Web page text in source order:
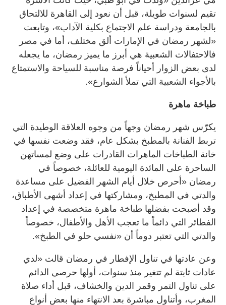
تقيم لسنوات طويلة، قبل أن نعود إلى القاهرة للالتحاق
بالجامعة ودراسة علم الاجتماع بكلية الآداب»، وتابعت
«لشهر رمضان في الإمارات ألق مختلف، أما في مصر
فالاحتفالات الشعبية هي أبرز ما يميز رمضان، ما يجعله
لدى بعض الزوار أحياناً فرصة مناسبة للسياحة والاستمتاع
بالأجواء الشعبية التي تملأ الشوارع».
طباخة ماهرة
يكرّس شهر رمضان وجهاً من وجوه العلاقة الوطيدة التي
تربط الفنانة بالمطبخ بشكل عام، فقد وضعت نفسها في
خانة الطباخات الماهرات القادرات على وضع لمساتهن
الساحرة على المائدة اليومية للعائلة، خصوصاً في
رمضان «أحرص خلال أيام الشهر الفضيل على مساعدة
والدتي في المطبخ، ومشاركتها في إعداد أشهى الأطباق،
وقد أصبحت بفضلها طباخة ماهرة متخصصة في إعداد
الفطائر التي دائماً ما تعجب الأهل والأطفال، خصوصاً
والدتي التي تعتبر دوماً أن «نفسي حلو في الطبخ».
وعن عادتها في تناول الإفطار في رمضان قالت «لدي
عادات ثابتة لم تتغير منذ سنوات، أولها حرصي الدائم
على تناول التمر وقمر الدين والخشاف، قبل أداء صلاة
المغرب، وأتناول مباشرة بعد الانتهاء منها بعض أنواع